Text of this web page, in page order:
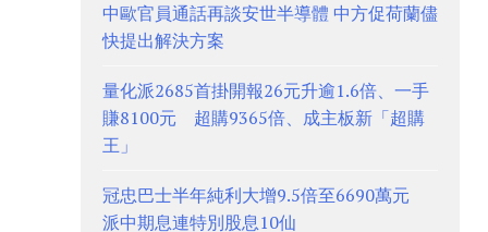
中歐官員通話再談安世半導體 中方促荷蘭儘
快提出解決方案
量化派2685首掛開報26元升逾1.6倍、一手
賺8100元 超購9365倍、成主板新「超購
王」
冠忠巴士半年純利大增9.5倍至6690萬元
派中期息連特別股息10仙